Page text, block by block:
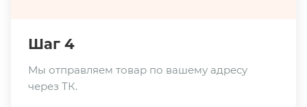
Шаг 4
Мы отправляем товар по вашему адресу
через ТК.